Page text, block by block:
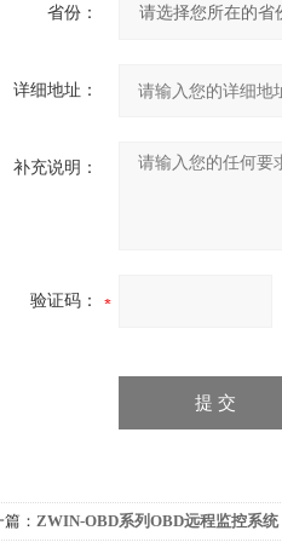
省份：
详细地址：
补充说明：
验证码：
： ZWIN-OBD系列OBD远程监控系统